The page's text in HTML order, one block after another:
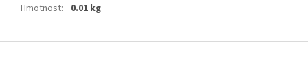
Hmotnost: 0.01 kg